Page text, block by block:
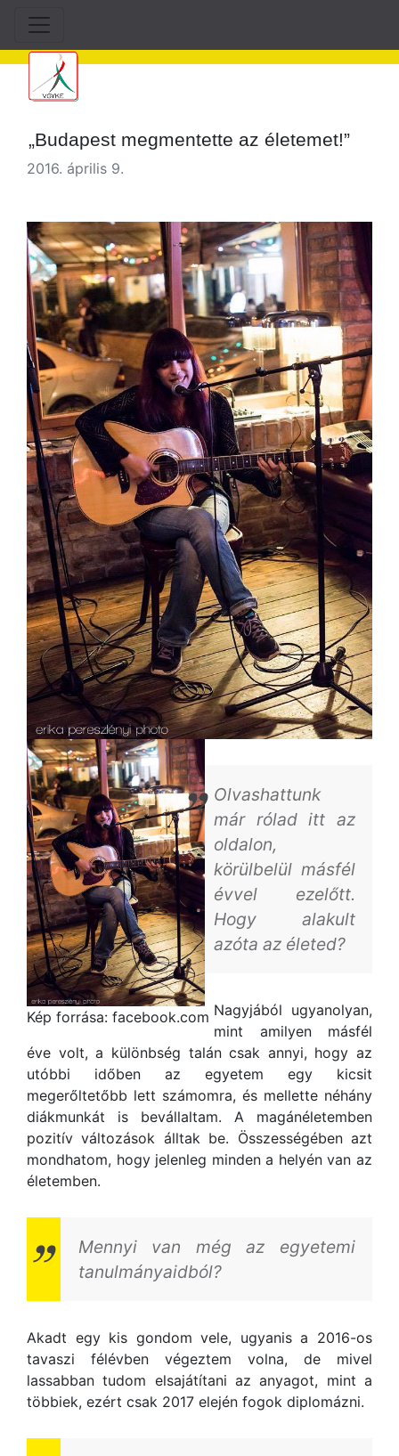
„Budapest megmentette az életemet!”
2016. április 9.
Kép forrása: facebook.com
Olvashattunk
már rólad itt az
oldalon,
körülbelül másfél
évvel ezelőtt.
Hogy alakult
azóta az életed?
Nagyjából ugyanolyan,
mint amilyen másfél
éve volt, a különbség talán csak annyi, hogy az
utóbbi időben az egyetem egy kicsit
megerőltetőbb lett számomra, és mellette néhány
diákmunkát is bevállaltam. A magánéletemben
pozitív változások álltak be. Összességében azt
mondhatom, hogy jelenleg minden a helyén van az
életemben.
Mennyi van még az egyetemi
tanulmányaidból?
Akadt egy kis gondom vele, ugyanis a 2016-os
tavaszi félévben végeztem volna, de mivel
lassabban tudom elsajátítani az anyagot, mint a
többiek, ezért csak 2017 elején fogok diplomázni.